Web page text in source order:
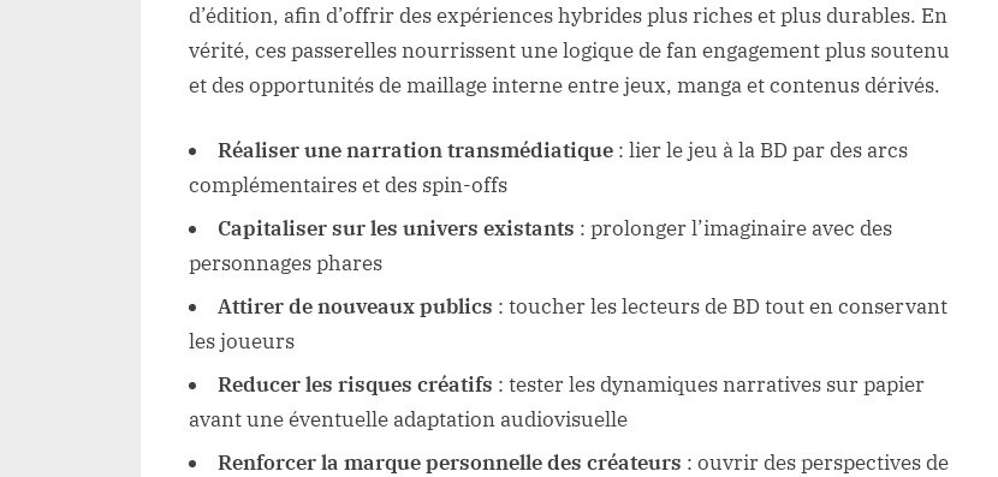
d’édition, afin d’offrir des expériences hybrides plus riches et plus durables. En
vérité, ces passerelles nourrissent une logique de fan engagement plus soutenu
et des opportunités de maillage interne entre jeux, manga et contenus dérivés.
Réaliser une narration transmédiatique : lier le jeu à la BD par des arcs
complémentaires et des spin-offs
Capitaliser sur les univers existants : prolonger l’imaginaire avec des
personnages phares
Attirer de nouveaux publics : toucher les lecteurs de BD tout en conservant
les joueurs
Reducer les risques créatifs : tester les dynamiques narratives sur papier
avant une éventuelle adaptation audiovisuelle
Renforcer la marque personnelle des créateurs : ouvrir des perspectives de